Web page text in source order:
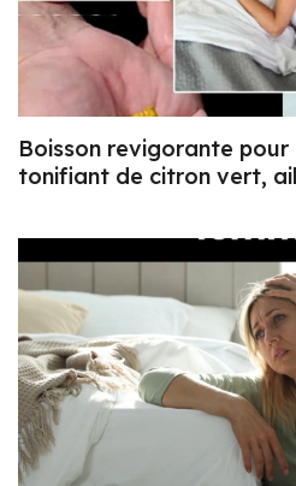
Boisson revigorante pour
tonifiant de citron vert,